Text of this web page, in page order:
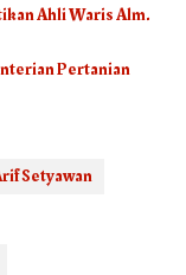
Ahli Waris Alm.
Pertanian
Setyawan